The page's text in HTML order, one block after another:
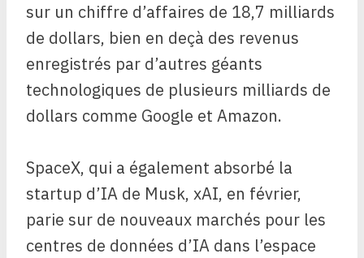
sur un chiffre d’affaires de 18,7 milliards
de dollars, bien en deçà des revenus
enregistrés par d’autres géants
technologiques de plusieurs milliards de
dollars comme Google et Amazon.
SpaceX, qui a également absorbé la
startup d’IA de Musk, xAI, en février,
parie sur de nouveaux marchés pour les
centres de données d’IA dans l’espace